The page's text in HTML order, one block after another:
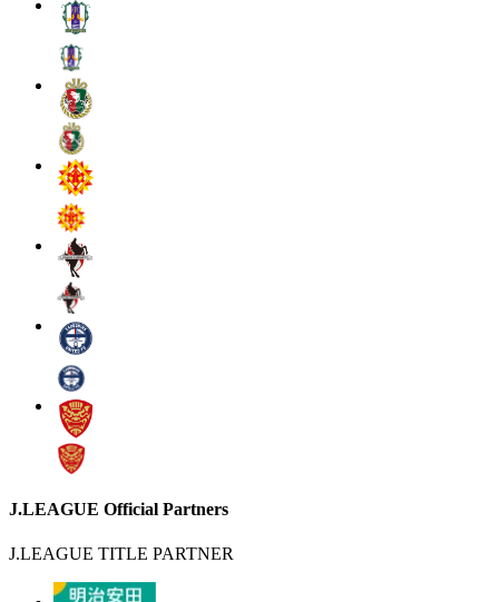
J.LEAGUE Official Partners
J.LEAGUE TITLE PARTNER